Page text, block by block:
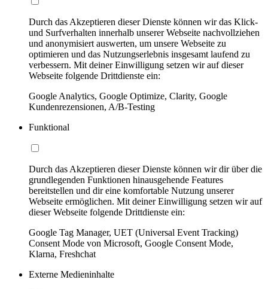
Durch das Akzeptieren dieser Dienste können wir das Klick-
und Surfverhalten innerhalb unserer Webseite nachvollziehen
und anonymisiert auswerten, um unsere Webseite zu
optimieren und das Nutzungserlebnis insgesamt laufend zu
verbessern. Mit deiner Einwilligung setzen wir auf dieser
Webseite folgende Drittdienste ein:
Google Analytics, Google Optimize, Clarity, Google
Kundenrezensionen, A/B-Testing
Funktional
Durch das Akzeptieren dieser Dienste können wir dir über die
grundlegenden Funktionen hinausgehende Features
bereitstellen und dir eine komfortable Nutzung unserer
Webseite ermöglichen. Mit deiner Einwilligung setzen wir auf
dieser Webseite folgende Drittdienste ein:
Google Tag Manager, UET (Universal Event Tracking)
Consent Mode von Microsoft, Google Consent Mode,
Klarna, Freshchat
Externe Medieninhalte